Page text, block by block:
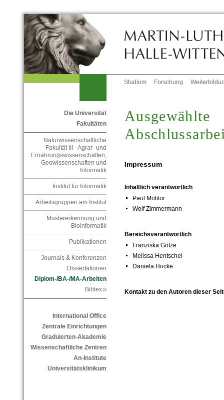
Studium Forschung
Die Universität
Fakultäten
Naturwissenschaftliche
Fakultät III - Agrar- und
Ernährungswissenschaften,
Geowissenschaften und
Informatik
Institut für Informatik
Arbeitsgruppen am Institut
Mustererkennung und
Bioinformatik
Publikationen
Journals & Konferenzen
Dissertationen
Diplom-/BA-/MA-Arbeiten
Bibtex
International Office
Zentrale Einrichtungen
Graduierten-Akademie
Wissenschaftliche Zentren
An-Institute
Universitätsklinikum
Ausgewählte
Impressum
Inhaltlich verantwortlich
Paul Molitor
Wolf Zimmermann
Bereichsverantwortlich
Franziska Götze
Melissa Hentschel
Daniela Hocke
Kontakt zu den Autoren dieser